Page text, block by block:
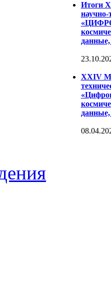
Итоги
научно-
данные,
XXIV
данные,